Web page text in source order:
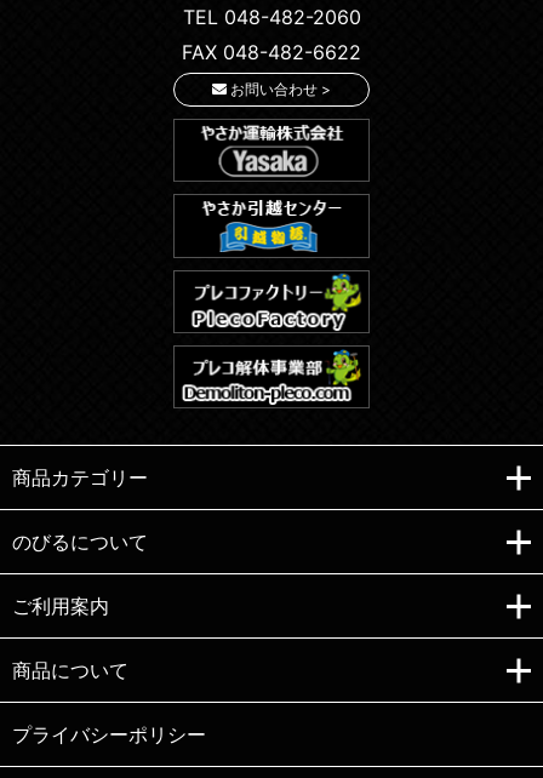
TEL 048-482-2060
FAX 048-482-6622
お問い合わせ >
商品カテゴリー
のびるについて
ご利用案内
商品について
プライバシーポリシー
Copyright (C)e-nobiru All right reserved.